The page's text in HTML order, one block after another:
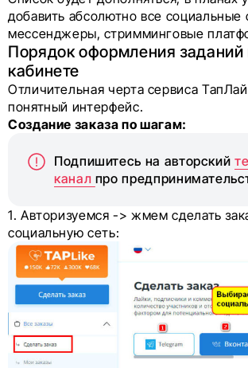
добавить абсолютно все социальные
мессенджеры, стримминговые
Порядок оформления заданий
кабинете
Отличительная черта сервиса
понятный интерфейс.
Создание заказа по шагам:
Подпишитесь на авторский
канал про
1. Авторизуемся -> жмем сделать
социальную сеть: